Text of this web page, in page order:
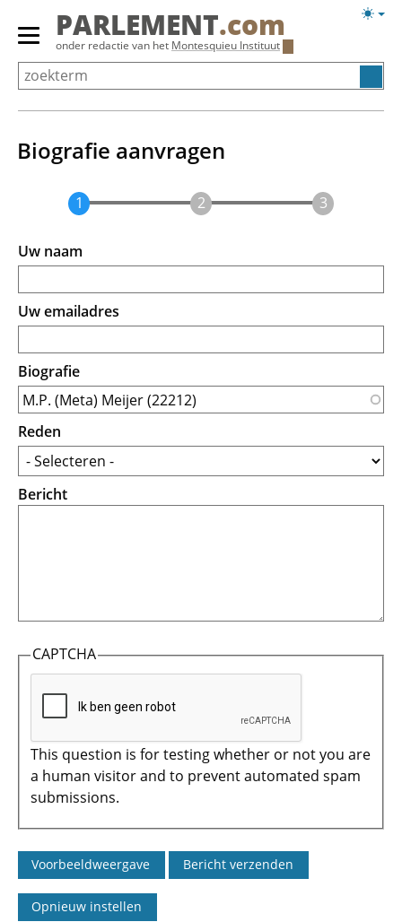
Overslaan
Primair
menu
tonen/verbergen
PARLEMENT.com
onder redactie van het Montesquieu Instituut
Biografie aanvragen
Uw naam
Uw emailadres
Biografie
Reden
Bericht
CAPTCHA
This question is for testing whether or not you are
a human visitor and to prevent automated spam
submissions.